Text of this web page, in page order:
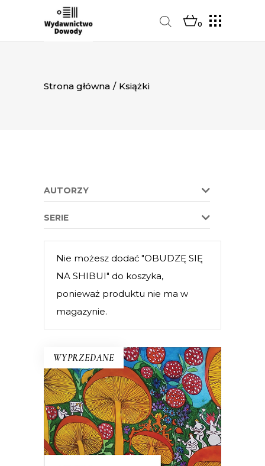
0
Strona główna / Książki
AUTORZY
SERIE
Nie możesz dodać "OBUDZĘ SIĘ
NA SHIBUI" do koszyka,
ponieważ produktu nie ma w
magazynie.
WYPRZEDANE
ŚWIECE W POGAŃSKIM GAJU
Opowiadania, które reprezentują taką
literaturę, jakiej bardzo brakuje w Polsce: